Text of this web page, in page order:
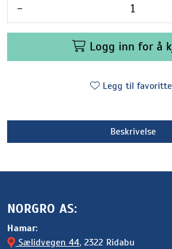
-
Logg inn for å
Legg til
Beskrivelse
NORGRO AS:
Hamar:
Sælidvegen 44, 2322 Ridabu